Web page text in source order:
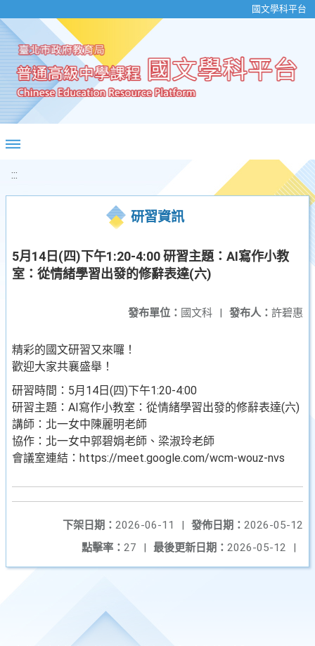
國文學科平台
:::
研習資訊
5月14日(四)下午1:20-4:00 研習主題：AI寫作小教
室：從情緒學習出發的修辭表達(六)
發布人： 許碧惠
發布單位： 國文科 |
精彩的國文研習又來囉！
歡迎大家共襄盛舉！
研習時間：5月14日(四)下午1:20-4:00
研習主題：AI寫作小教室：從情緒學習出發的修辭表達(六)
講師：北一女中陳麗明老師
協作：北一女中郭碧娟老師、梁淑玲老師
會議室連結：https://meet.google.com/wcm-wouz-nvs
發佈日期： 2026-05-12
下架日期： 2026-06-11
|
最後更新日期： 2026-05-12 |
點擊率： 27 |